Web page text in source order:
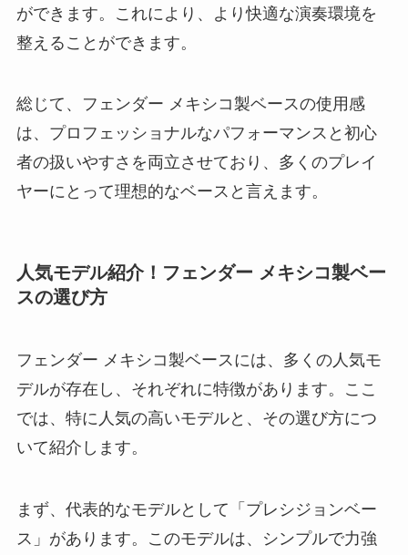
ができます。これにより、より快適な演奏環境を
整えることができます。
総じて、フェンダー メキシコ製ベースの使用感
は、プロフェッショナルなパフォーマンスと初心
者の扱いやすさを両立させており、多くのプレイ
ヤーにとって理想的なベースと言えます。
人気モデル紹介！フェンダー メキシコ製ベー
スの選び方
フェンダー メキシコ製ベースには、多くの人気モ
デルが存在し、それぞれに特徴があります。ここ
では、特に人気の高いモデルと、その選び方につ
いて紹介します。
まず、代表的なモデルとして「プレシジョンベー
ス」があります。このモデルは、シンプルで力強